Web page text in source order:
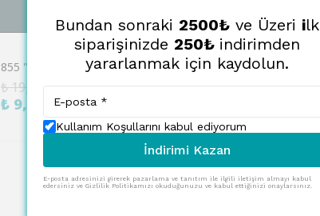
Eglo 43855 "HYKEHAM" 129,5 Cm Yüksekliğinde Çelik Köşe Lambası Lambader
₺ 19,965.00
₺ 9,983.00
EGLO
₺ 9,125.00
Bundan sonraki 2500₺ve Üzeri ilk
siparişinizde 250₺ indirimden
yararlanmak için kaydolun.
Kullanım Koşullarını kabul ediyorum
İndirimi Kazan
E-posta adresinizi girerek pazarlama ve tanıtım ile ilgili iletişim almayı kabul
edersiniz ve Gizlilik Politikamızı okuduğunuzu ve kabul ettiğinizi onaylarsınız.